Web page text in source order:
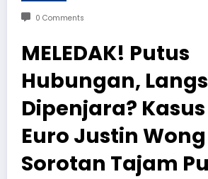
0 Comments
MELEDAK! Putus
Hubungan,
Dipenjara? Kasus
Euro Justin
Sorotan Tajam